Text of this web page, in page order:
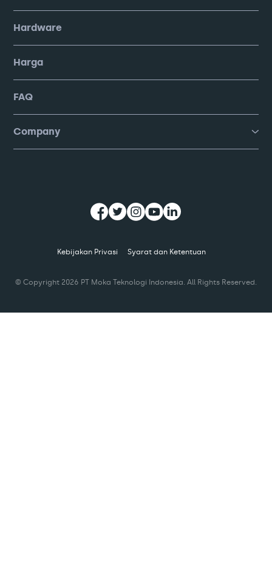
Hardware
Harga
FAQ
Company
Kebijakan Privasi Syarat dan Ketentuan
© Copyright 2026 PT Moka Teknologi Indonesia. All Rights Reserved.